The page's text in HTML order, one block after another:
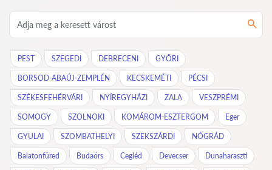
PEST SZEGEDI DEBRECENI GYŐRI
BORSOD-ABAÚJ-ZEMPLÉN KECSKEMÉTI PÉCSI
SZÉKESFEHÉRVÁRI NYÍREGYHÁZI ZALA VESZPRÉMI
SOMOGY SZOLNOKI KOMÁROM-ESZTERGOM Eger
GYULAI SZOMBATHELYI SZEKSZÁRDI NÓGRÁD
Balatonfüred Budaörs Cegléd Devecser Dunaharaszti